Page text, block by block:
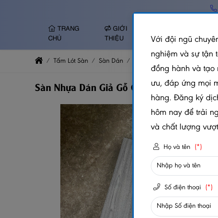
TRANG
CHỦ
GIỚI
THIỆU
TƯỜNG
Tấm Lót Sàn Sàn Dán
Sàn Nhựa Dán Giả Gỗ Có Keo - T009
Với đội ngũ
nghiệm và sự tận
đồng hành và
ưu, đáp ứng mọi
hàng. Đăng ký
hôm nay để trải
và chất lượng
Họ và tên (*)
Số điện thoại (*)